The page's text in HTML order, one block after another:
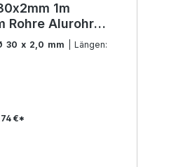
1m
Rohre Alurohr
für
und Konstruktion
30 x 2,0 mm
| Längen:
€*